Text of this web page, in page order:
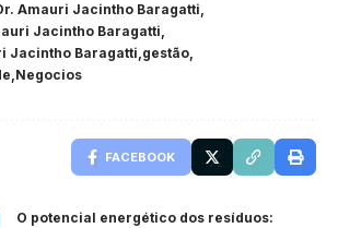
Amauri Jacintho Baragatti
Jacintho Baragatti
Jacintho Baragatti gestão
Negocios
FACEBOOK
O potencial energético dos resíduos: